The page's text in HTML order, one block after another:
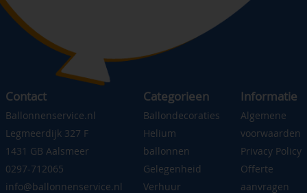
Contact
Ballonnenservice.nl
Legmeerdijk 327 F
1431 GB Aalsmeer
0297-712065
info@ballonnenservice.nl
Categorieen
Ballondecoraties
Helium
ballonnen
Gelegenheid
Verhuur
Informatie
Algemene
voorwaarden
Privacy Policy
Offerte
aanvragen